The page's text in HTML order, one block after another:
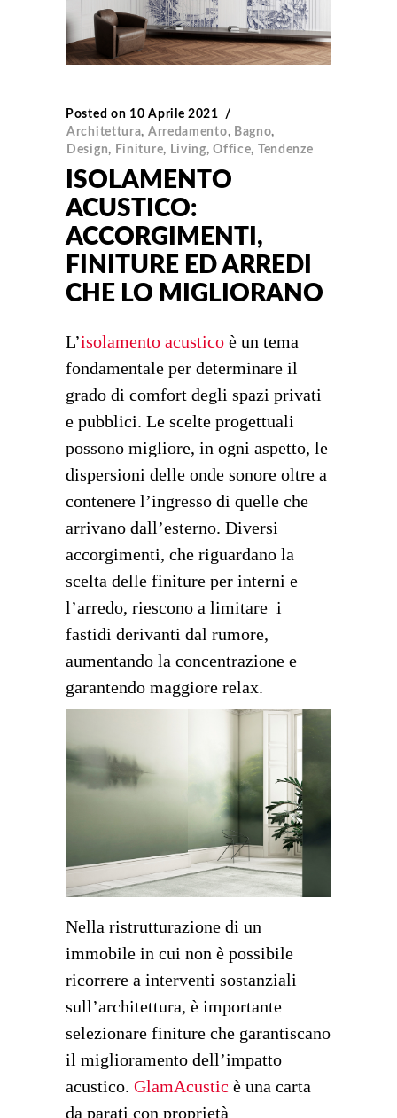
Posted on 10 Aprile 2021
Architettura, Arredamento, Bagno,
Design, Finiture, Living,Office, Tendenze
ISOLAMENTO
ACUSTICO:
ACCORGIMENTI,
FINITURE ED ARREDI
CHE LO MIGLIORANO
L’isolamento acustico è un tema
fondamentale per determinare il
grado di comfort degli spazi privati
e pubblici. Le scelte progettuali
possono migliore, in ogni aspetto, le
dispersioni delle onde sonore oltre a
contenere l’ingresso di quelle che
arrivano dall’esterno. Diversi
accorgimenti, che riguardano la
scelta delle finiture per interni e
l’arredo, riescono a limitare i
fastidi derivanti dal rumore,
aumentando la concentrazione e
garantendo maggiore relax.
Nella ristrutturazione di un
immobile in cui non è possibile
ricorrere a interventi sostanziali
sull’architettura, è importante
selezionare finiture che garantiscano
il miglioramento dell’impatto
acustico. GlamAcustic è una carta
da parati con proprietà